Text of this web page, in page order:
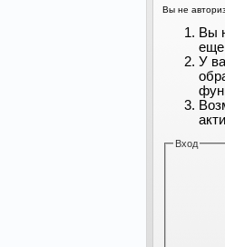
Вы не
Вы
еще
У
Вход